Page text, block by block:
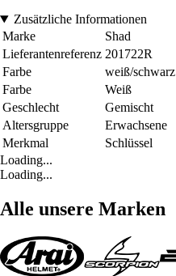
Zusätzliche Informationen
Marke
Shad
Lieferantenreferenz 201722R
Farbe
weiß/schwarz
Farbe
Weiß
Geschlecht
Gemischt
Altersgruppe
Erwachsene
Merkmal
Schlüssel
Loading...
Loading...
Alle unsere Marken